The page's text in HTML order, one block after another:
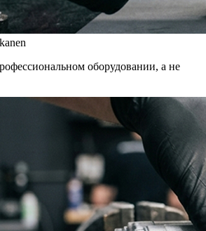
оборудовании, а не